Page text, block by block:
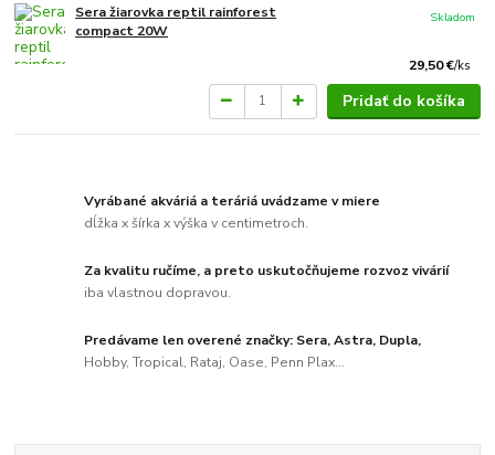
Sera žiarovka reptil rainforest
compact 20W
29,50 €/ks
Skladom
Pridať do košíka
Vyrábané akváriá a teráriá uvádzame v miere
dĺžka x šírka x výška v centimetroch.
Za kvalitu ručíme, a preto uskutočňujeme rozvoz vivárií
iba vlastnou dopravou.
Predávame len overené značky: Sera, Astra, Dupla,
Hobby, Tropical, Rataj, Oase, Penn Plax...